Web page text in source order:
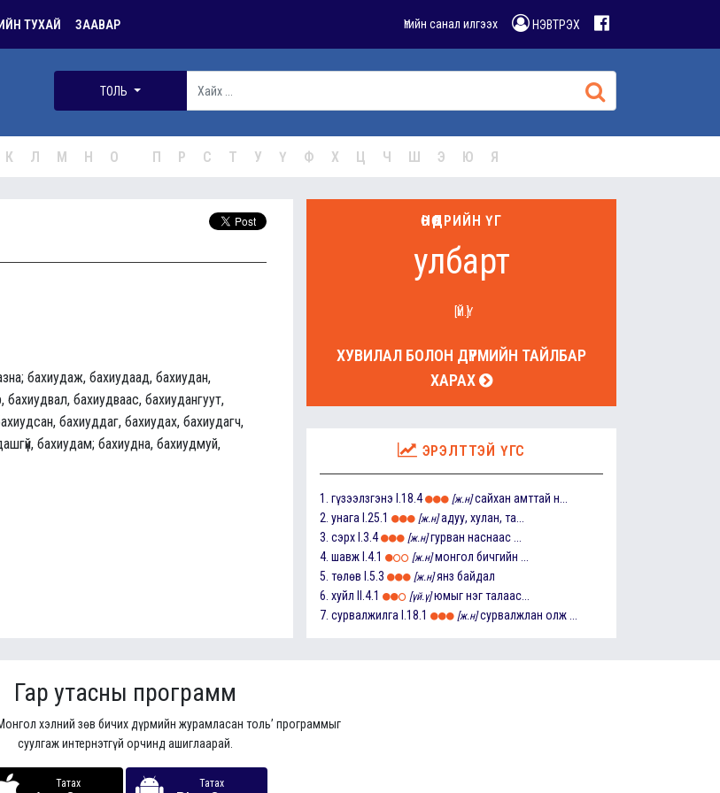
ТУХАЙ ЗААВАР Үгийн санал илгээх НЭВТРЭХ
ТОЛЬ
К Л М Н О П Р С Т У Ү Ф Х Ц Ч Ш Э Ю Я
бахиудаж, бахиудаад, бахиудан,
бахиудваас, бахиудангуут,
бахиуддаг, бахиудах, бахиудагч,
бахиудам; бахиудна, бахиудмуй,
ӨНӨӨДРИЙН ҮГ
улбарт
[ҮЙ.Ү]
ХУВИЛАЛ БОЛОН ДҮРМИЙН ТАЙЛБАР
ХАРАХ
ЭРЭЛТТЭЙ ҮГС
1. гүзээлзгэнэ I.18.4 [ж.н] сайхан амттай н...
2. унага I.25.1 [ж.н] адуу, хулан, та...
3. сэрх I.3.4 [ж.н] гурван наснаас ...
4. шавж I.4.1 [ж.н] монгол бичгийн ...
5. төлөв I.5.3 [ж.н] янз байдал
6. хуйл II.4.1 [үй.ү] юмыг нэг талаас...
7. сурвалжилга I.18.1 [ж.н] сурвалжлан олж ...
Гар утасны программ
хэлний зөв бичих дүрмийн журамласан толь’ программыг
суулгаж интернэтгүй орчинд ашиглаарай.
Татах Татах